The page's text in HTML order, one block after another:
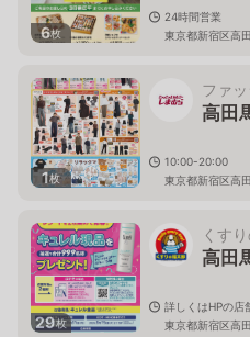
6枚
24時間営業
東京都新宿区高
1枚
ファ
高田
10:00-20:00
東京都新宿区高
29枚
くす
高田
詳しくはHPの店
東京都新宿区高